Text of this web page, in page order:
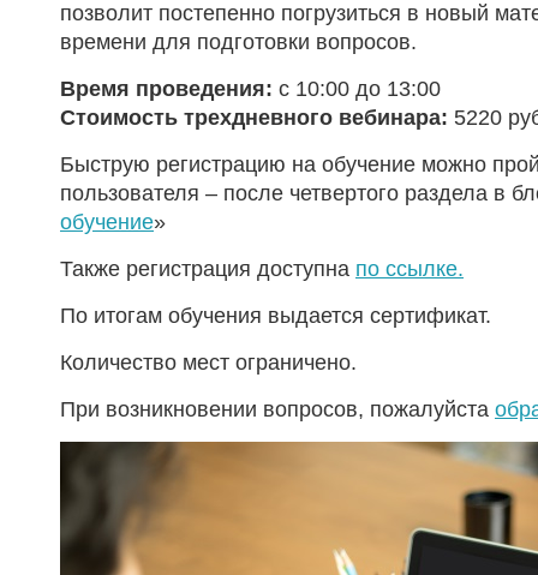
позволит постепенно погрузиться в новый
времени для подготовки вопросов.
Время проведения: с 10:00 до 13:00
Стоимость трехдневного вебинара: 5220
Быструю регистрацию на обучение можно
пользователя – после четвертого раздела в
обучение»
Также регистрация доступна по ссылке.
По итогам обучения выдается сертификат.
Количество мест ограничено.
При возникновении вопросов, пожалуйста